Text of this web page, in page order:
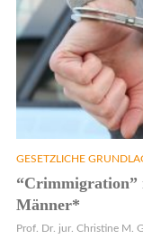
GESETZLICHE
“Crimmigration”
Männer*
Prof. Dr. jur. Christine M.